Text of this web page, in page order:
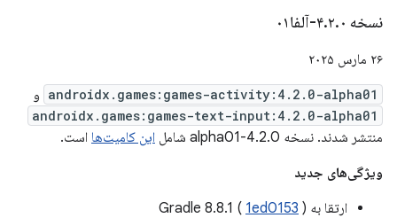
نسخه ۴ .۲.۰-آلفا۰۱
۲۶ مارس ۲۰۲۵
androidx.games:games-activity:4.2.0-alpha01 و
androidx.games:games-text-input:4.2.0-alpha01
منتشر شدند. نسخه 4.2.0-alpha01 شامل این کامیت‌ها است.
ویژگی‌های جدید
ارتقا به Gradle 8.8.1 (
1ed0153 )